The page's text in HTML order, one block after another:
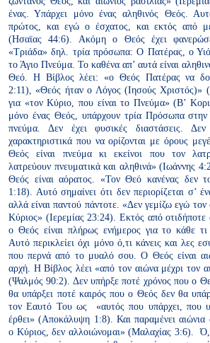
ένας. Υπάρχει μόνο ένας αληθινός Θεός.
πρώτος, και εγώ ο έσχατος, και εκτός από
(Ησαϊας 44:6). Ακόμη ο Θεός έχει
«Τριάδα» δηλ. τρία πρόσωπα: Ο Πατέρας, ο
το Άγιο Πνεύμα. Το καθένα απ’ αυτά είναι
Θεό. Η Βίβλος λέει: «ο Θεός Πατέρας να
2:11), «Θεός ήταν ο Λόγος (Ιησούς Χριστός)»
για «τον Κύριο, που είναι το Πνεύμα» (Β’
μόνο ένας Θεός, υπάρχουν τρία Πρόσωπα
πνεύμα. Δεν έχει φυσικές διαστάσεις.
χαρακτηριστικά που να ορίζονται με όρους
Θεός είναι πνεύμα κι εκείνοι που τον
λατρεύουν πνευματικά και αληθινά» (Ιωάννης
Θεός είναι αόρατος. «Τον Θεό κανένας δεν
1:18). Αυτό σημαίνει ότι δεν περιορίζεται σ’
αλλά είναι παντού πάντοτε. «Δεν γεμίζω εγώ
Κύριος» (Ιερεμίας 23:24). Εκτός από οτιδήποτε
ο Θεός είναι πλήρως ενήμερος για το κάθε τι
Αυτό περικλείει όχι μόνο ό,τι κάνεις και λες
που περνά από το μυαλό σου.Ο Θεός είναι
αρχή. Η Βίβλος λέει «από τον αιώνα μέχρι τον
(Ψαλμός 90:2). Δεν υπήρξε ποτέ χρόνος που ο
θα υπάρξει ποτέ καιρός που ο Θεός δεν θα
τον Εαυτό Του ως «αυτός που υπάρχει, που
έρθει» (Αποκάλυψη 1:8). Και παραμένει αιώνια
ο Κύριος, δεν αλλοιώνομαι» (Μαλαχίας 3:6).